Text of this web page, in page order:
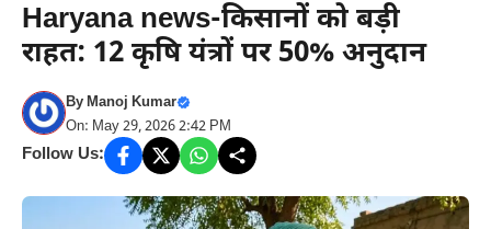
Haryana news-किसानों को बड़ी
राहत: 12 कृषि यंत्रों पर 50% अनुदान
ByManoj Kumar
On: May 29, 2026 2:42 PM
Follow Us: